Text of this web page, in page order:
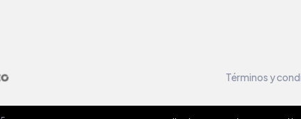
Términos y